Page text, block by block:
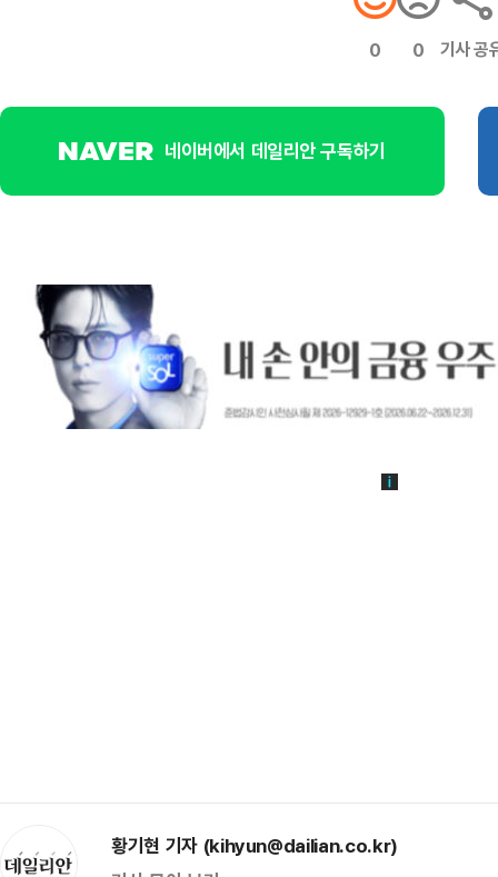
0 0 기사 공
네이버에서 데일리안 구독하기
황기현 기자 (kihyun@dailian.co.kr)